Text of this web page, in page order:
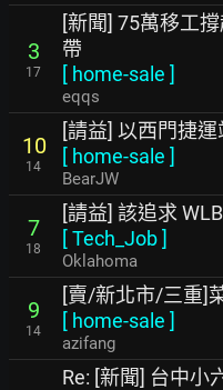
3
17
[新聞] 75萬移工
帶
[ home-sale ]
eqqs
10
14
[請益] 以西門捷
[ home-sale ]
BearJW
7
18
[請益] 該追求
[Tech_Job]
Oklahoma
9
14
[賣/新北市/三重]
[ home-sale ]
azifang
Re: [新聞] 台中小